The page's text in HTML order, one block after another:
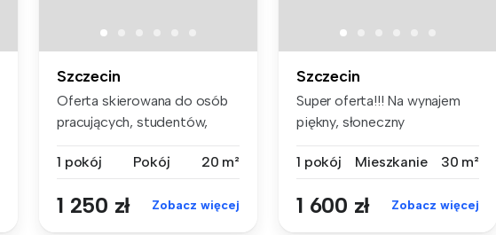
Szczecin
Oferta skierowana do osób
pracujących, studentów,
1 pokój
Pokój 20 m²
1 250 zł Zobacz więcej
Szczecin
Super oferta!!! Na wynajem
piękny, słoneczny
1 pokój
Mieszkanie 30 m²
1 600 zł Zobacz więcej